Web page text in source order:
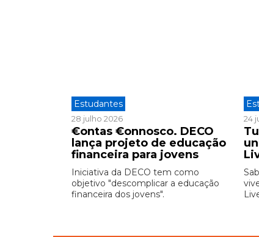
Estudantes
28 julho 2026
€ontas €onnosco. DECO
lança projeto de educação
financeira para jovens
Iniciativa da DECO tem como
objetivo "descomplicar a educação
financeira dos jovens".
24